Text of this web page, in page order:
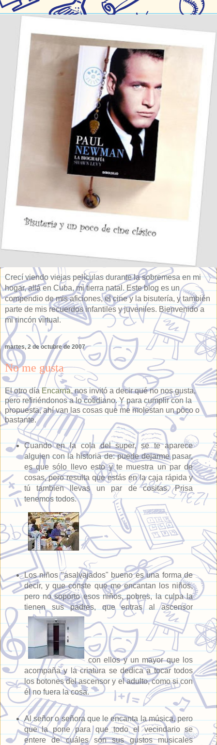
Crecí viendo viejas películas durante la sobremesa en mi
hogar, allá en Cuba, mi tierra natal. Este blog es un
compendio de mis aficiones, el cine y la bisutería, y también
parte de mis recuerdos infantiles y juveniles. Bienvenido a
mi rincón virtual.
martes, 2 de octubre de 2007
No me gusta
El otro díaEncarna, nos invitó a decir qué no nos gusta,
pero refiriéndonos a lo cotidiano. Y para cumplir con la
propuesta, ahí van las cosas que me molestan un poco o
bastante.
Cuando en la cola del super, se te aparece
alguien con la historia de: puede dejarme pasar,
es que sólo llevo esto y te muestra un par de
cosas, pero resulta que estás en la caja rápida y
tú tambien llevas un par de cositas. Prisa
tenemos todos.
Los niños "asalvajados" bueno es una forma de
decir, y que conste que me encantan los niños,
pero no soporto esos niños, pobres, la culpa la
tienen sus padres, que entras al ascensor
con ellos y un mayor que los
acompaña y la criatura se dedica a tocar todos
los botones del ascensor y el adulto, como si con
él no fuera la cosa.
Al señor o señora que le encanta la música, pero
que la pone para que todo el vecindario se
entere de cuáles son sus gustos musicales